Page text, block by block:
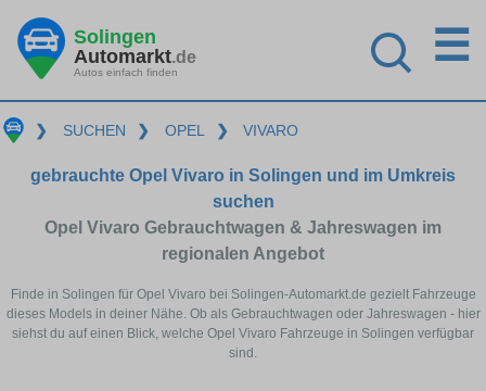
Solingen
Automarkt.de
Autos einfach finden
☰
❯ SUCHEN ❯ OPEL ❯ VIVARO
gebrauchte Opel Vivaro in Solingen und im Umkreis
suchen
Opel Vivaro Gebrauchtwagen & Jahreswagen im
regionalen Angebot
Finde in Solingen für Opel Vivaro bei Solingen-Automarkt.de gezielt Fahrzeuge
dieses Models in deiner Nähe. Ob als Gebrauchtwagen oder Jahreswagen - hier
siehst du auf einen Blick, welche Opel Vivaro Fahrzeuge in Solingen verfügbar
sind.